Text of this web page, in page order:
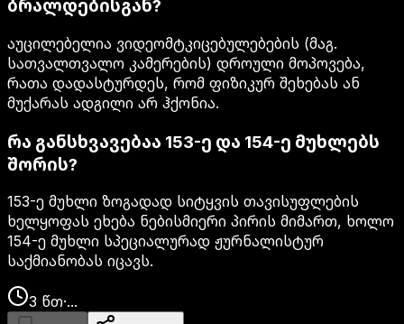
ბრალდებისგან?
აუცილებელია ვიდეომტკიცებულებების (მაგ.
სათვალთვალო კამერების) დროული მოპოვება,
რათა დადასტურდეს, რომ ფიზიკურ შეხებას ან
მუქარას ადგილი არ ჰქონია.
რა განსხვავებაა 153-ე და 154-ე მუხლებს
შორის?
153-ე მუხლი ზოგადად სიტყვის თავისუფლების
ხელყოფას ეხება ნებისმიერი პირის მიმართ, ხოლო
154-ე მუხლი სპეციალურად ჟურნალისტურ
საქმიანობას იცავს.
3 წთ·...